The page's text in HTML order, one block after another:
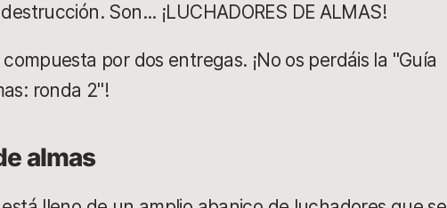
Son... ¡LUCHADORES DE ALMAS!
por dos entregas. ¡No os perdáis la "Guía
ronda 2"!
almas